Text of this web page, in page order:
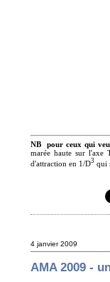
NB pour ceux qui
marée haute sur l'axe
d'attraction en 1/D3 qui
4 janvier 2009
AMA 2009 -